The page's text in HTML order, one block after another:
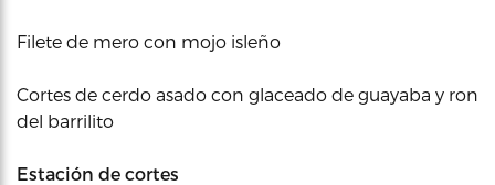
Filete de mero con mojo isleño
Cortes de cerdo asado con glaceado de guayaba y ron
del barrilito
Estación de cortes